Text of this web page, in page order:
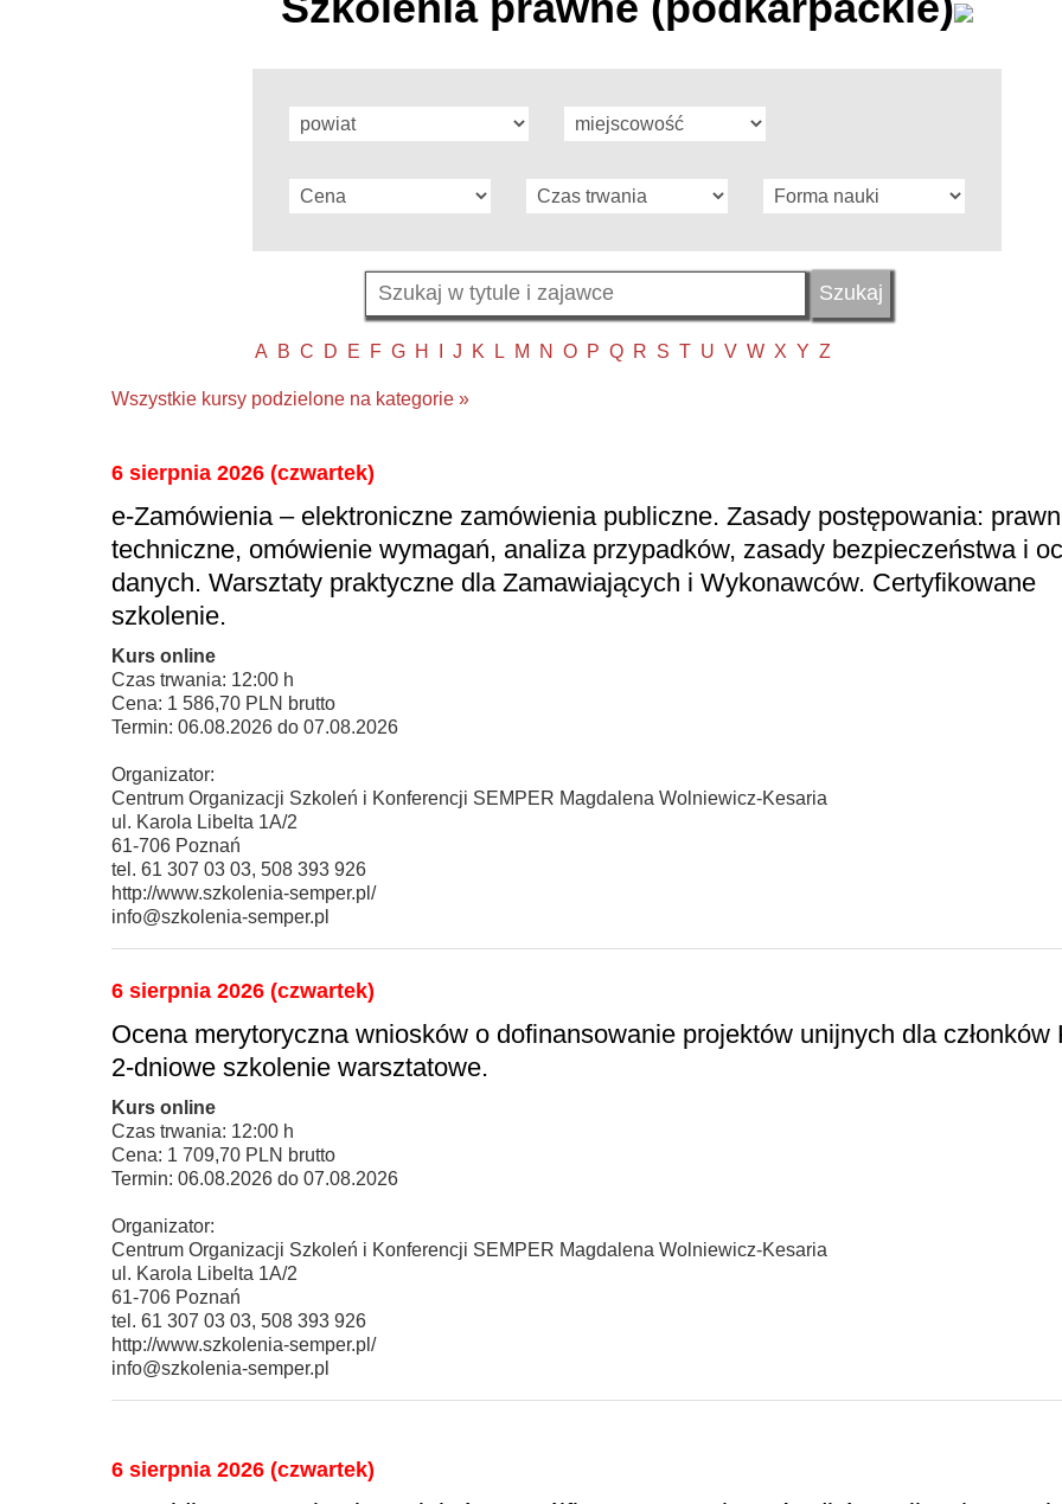
A B C D E F G H J K L M N O P Q R S T U V W X Y Z
Wszystkie kursy podzielone na kategorie »
6 sierpnia 2026 (czwartek)
e-Zamówienia – elektroniczne zamówienia publiczne. Zasady postępowania:
techniczne, omówienie wymagań, analiza przypadków, zasady bezpieczeństwa i
danych. Warsztaty praktyczne dla Zamawiających i Wykonawców. Certyfikowane
szkolenie.
Kurs online
Czas trwania: 12:00 h
Cena: 1 586,70 PLN brutto
Termin: 06.08.2026 do 07.08.2026
Organizator:
Centrum Organizacji Szkoleń i Konferencji SEMPER Magdalena Wolniewicz-Kesaria
ul. Karola Libelta 1A/2
61-706 Poznań
tel. 61 307 03 03, 508 393 926
http://www.szkolenia-semper.pl/
info@szkolenia-semper.pl
6 sierpnia 2026 (czwartek)
Ocena merytoryczna wniosków o dofinansowanie projektów unijnych dla członków
2-dniowe szkolenie warsztatowe.
Kurs online
Czas trwania: 12:00 h
Cena: 1 709,70 PLN brutto
Termin: 06.08.2026 do 07.08.2026
Organizator:
Centrum Organizacji Szkoleń i Konferencji SEMPER Magdalena Wolniewicz-Kesaria
ul. Karola Libelta 1A/2
61-706 Poznań
tel. 61 307 03 03, 508 393 926
http://www.szkolenia-semper.pl/
info@szkolenia-semper.pl
6 sierpnia 2026 (czwartek)